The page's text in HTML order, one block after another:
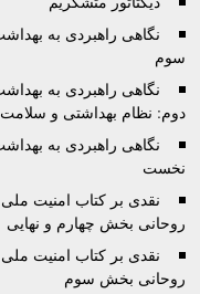
نگاهی راهبردی به
سوم
نگاهی راهبردی به
دوم: نظام بهداشتی و
نگاهی راهبردی به
نخست
نقدی بر کتاب امنيت
روحانی بخش چهارم و نهایی
نقدی بر کتاب امنيت
روحانی بخش سوم